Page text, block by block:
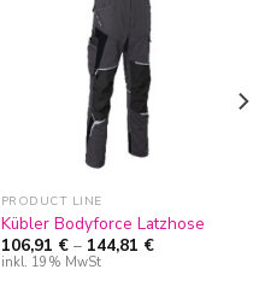
PRODUCT LINE
Kübler Bodyforce Latzhose
106,91 €– 144,81 €
inkl. 19% MwSt